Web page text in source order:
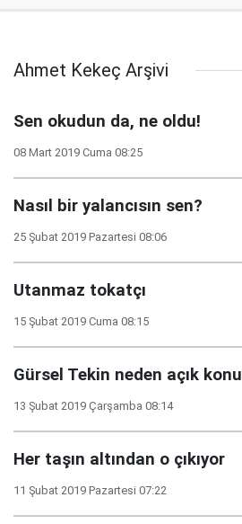
Ahmet Kekeç Arşivi
Sen okudun da, ne oldu!
08 Mart 2019 Cuma 08:25
Nasıl bir yalancısın sen?
25 Şubat 2019 Pazartesi 08:06
Utanmaz tokatçı
15 Şubat 2019 Cuma 08:15
Gürsel Tekin neden açık
13 Şubat 2019 Çarşamba 08:14
Her taşın altından o çıkıyor
11 Şubat 2019 Pazartesi 07:22